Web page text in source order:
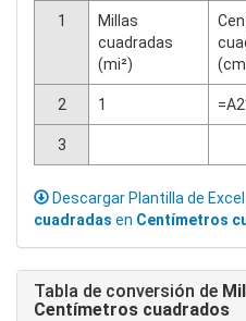
1
Millas
cuadradas
(mi²)
2 1
3
Descargar Plantilla de
cuadradas en Centímetros
Tabla de conversión de
Centímetros cuadrados